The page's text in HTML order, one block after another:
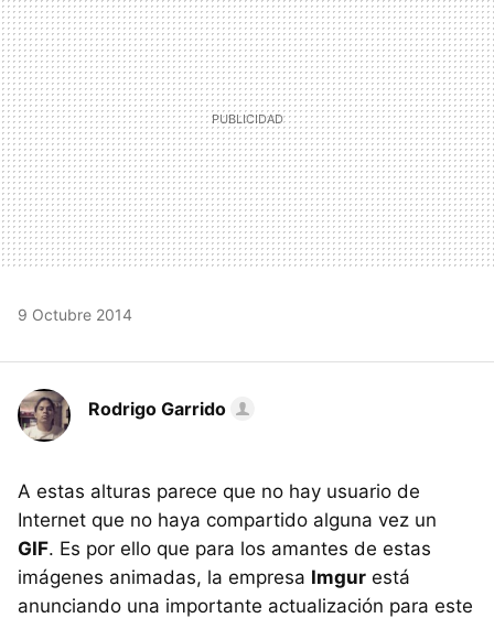
9 Octubre 2014
Rodrigo Garrido
A estas alturas parece que no hay usuario de
Internet que no haya compartido alguna vez un
GIF. Es por ello que para los amantes de estas
imágenes animadas, la empresa Imgur está
anunciando una importante actualización para este